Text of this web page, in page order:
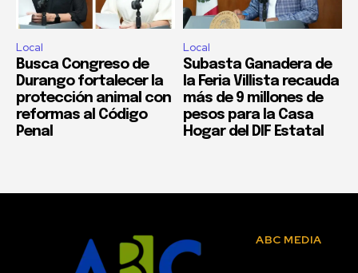
Local
Busca Congreso de
Durango fortalecer la
protección animal con
reformas al Código
Penal
Local
Subasta Ganadera de
la Feria Villista recauda
más de 9 millones de
pesos para la Casa
Hogar del DIF Estatal
ABC MEDIA